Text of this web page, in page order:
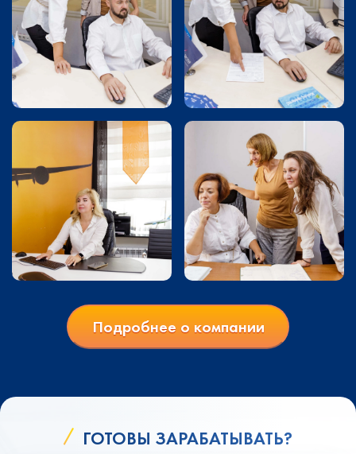
Подробнее о компании
ГОТОВЫ ЗАРАБАТЫВАТЬ?